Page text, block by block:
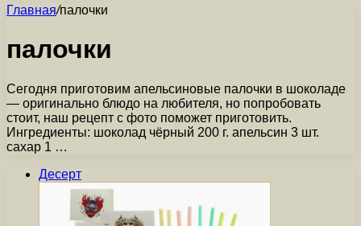
Главная/палочки
палочки
Сегодня приготовим апельсиновые палочки в шоколаде
— оригинально блюдо на любителя, но попробовать
стоит, наш рецепт с фото поможет приготовить.
Ингредиенты: шоколад чёрный 200 г. апельсин 3 шт.
сахар 1 …
Десерт